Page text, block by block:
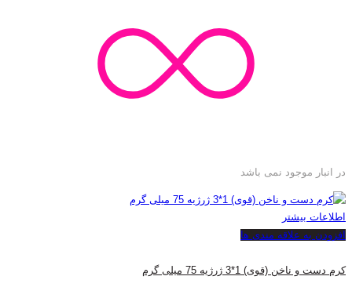
در انبار موجود نمی باشد
اطلاعات بیشتر
افزودن به علاقه مندی ها
کرم دست و ناخن (قوی) 1*3 ژرژیه 75 میلی گرم